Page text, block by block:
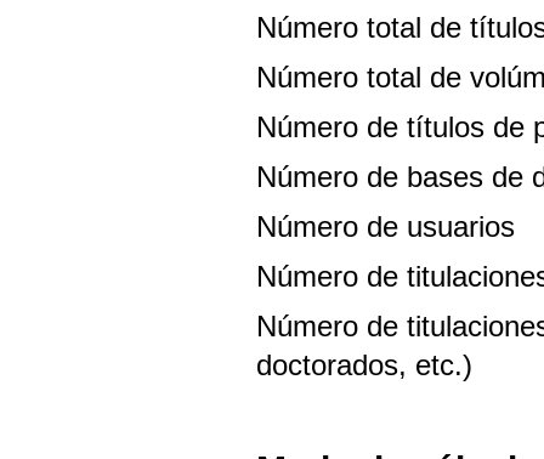
Número total de
Número total de
Número de títulos de
Número de bases de
Número de usuarios
Número de
Número de
doctorados, etc.)